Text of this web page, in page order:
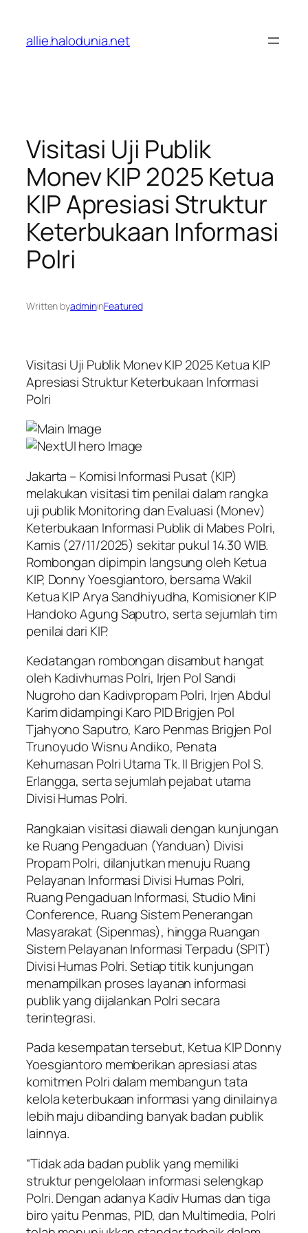
konten
allie.halodunia.net
Visitasi Uji Publik
Monev KIP 2025 Ketua
KIP Apresiasi Struktur
Keterbukaan Informasi
Polri
Written byadmininFeatured
Visitasi Uji Publik Monev KIP 2025 Ketua KIP
Apresiasi Struktur Keterbukaan Informasi
Polri
Jakarta – Komisi Informasi Pusat (KIP)
melakukan visitasi tim penilai dalam rangka
uji publik Monitoring dan Evaluasi (Monev)
Keterbukaan Informasi Publik di Mabes Polri,
Kamis (27/11/2025) sekitar pukul 14.30 WIB.
Rombongan dipimpin langsung oleh Ketua
KIP, Donny Yoesgiantoro, bersama Wakil
Ketua KIP Arya Sandhiyudha, Komisioner KIP
Handoko Agung Saputro, serta sejumlah tim
penilai dari KIP.
Kedatangan rombongan disambut hangat
oleh Kadivhumas Polri, Irjen Pol Sandi
Nugroho dan Kadivpropam Polri, Irjen Abdul
Karim didampingi Karo PID Brigjen Pol
Tjahyono Saputro, Karo Penmas Brigjen Pol
Trunoyudo Wisnu Andiko, Penata
Kehumasan Polri Utama Tk. II Brigjen Pol S.
Erlangga, serta sejumlah pejabat utama
Divisi Humas Polri.
Rangkaian visitasi diawali dengan kunjungan
ke Ruang Pengaduan (Yanduan) Divisi
Propam Polri, dilanjutkan menuju Ruang
Pelayanan Informasi Divisi Humas Polri,
Ruang Pengaduan Informasi, Studio Mini
Conference, Ruang Sistem Penerangan
Masyarakat (Sipenmas), hingga Ruangan
Sistem Pelayanan Informasi Terpadu (SPIT)
Divisi Humas Polri. Setiap titik kunjungan
menampilkan proses layanan informasi
publik yang dijalankan Polri secara
terintegrasi.
Pada kesempatan tersebut, Ketua KIP Donny
Yoesgiantoro memberikan apresiasi atas
komitmen Polri dalam membangun tata
kelola keterbukaan informasi yang dinilainya
lebih maju dibanding banyak badan publik
lainnya.
“Tidak ada badan publik yang memiliki
struktur pengelolaan informasi selengkap
Polri. Dengan adanya Kadiv Humas dan tiga
biro yaitu Penmas, PID, dan Multimedia, Polri